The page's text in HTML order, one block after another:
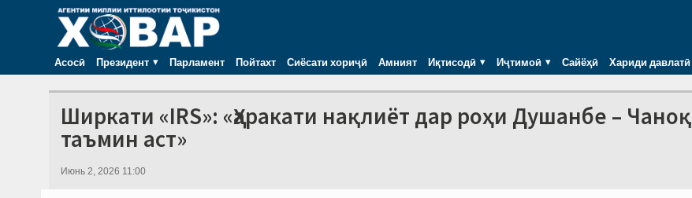
Асосӣ Президент Парламент Пойтахт Сиёсати хориҷӣ Амният Иқтисодӣ Иҷтимоӣ Сайёҳӣ Хариди давлатӣ
Ширкати «IRS»: «Ҳаракати нақлиёт дар роҳи Душанбе – Чаноқ
таъмин аст»
Июнь 2, 2026 11:00